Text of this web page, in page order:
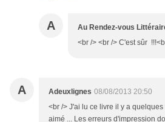
A Au Rendez-vous
<br /> <br /> C'est sûr
A Adeuxlignes 08/08/2013 20:50
<br /> J'ai lu ce livre il y a
aimé ... Les erreurs d'impression